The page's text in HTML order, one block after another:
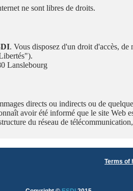
ne sont libres de droits.
. Vous disposez d'un droit d'accès,
Lanslebourg
directs ou indirects ou de
avoir été informé que le site Web
du réseau de
Terms of